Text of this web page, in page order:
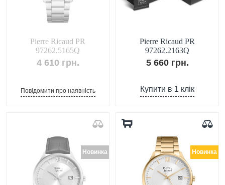
Pierre Ricaud PR
97262.5165Q
4 610 грн.
Повідомити про наявність
Pierre Ricaud PR
97262.2163Q
5 660 грн.
Купити в 1 клік
Новинка Новинка